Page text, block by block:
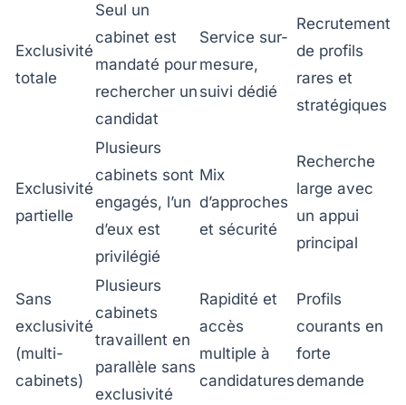
Exclusivité
totale
Seul un
cabinet est
mandaté pour
rechercher un
candidat
Service sur-
mesure,
suivi dédié
Recrutement
de profils
rares et
stratégiques
Exclusivité
partielle
Plusieurs
cabinets sont
engagés, l’un
d’eux est
privilégié
Mix
d’approches
et sécurité
Recherche
large avec
un appui
principal
Sans
exclusivité
(multi-
cabinets)
Plusieurs
cabinets
travaillent en
parallèle sans
exclusivité
Rapidité et
accès
multiple à
candidatures
Profils
courants en
forte
demande